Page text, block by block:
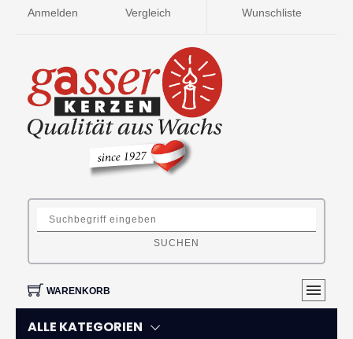
Anmelden Vergleich Wunschliste
SUCHEN
WARENKORB
ALLE KATEGORIEN